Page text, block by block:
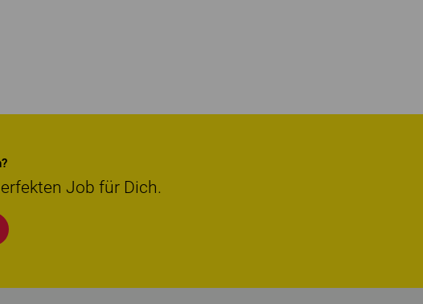
Job für Dich.